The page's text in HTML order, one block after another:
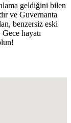
geldiğini bilen
ve Guvernanta
benzersiz eski
hayatı